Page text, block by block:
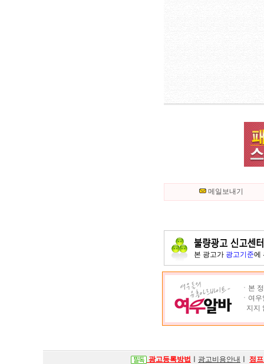
메일보내기
본 광고가 광고기준에
ㆍ본
ㆍ여
지지
광고등록방법 광고비용안내 점